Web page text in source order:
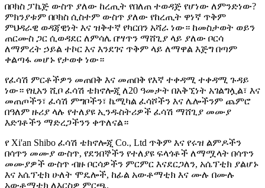
በቦክስ ፓኬጅ ውስጥ ያለው ከረጢት የበለጠ ተወዳጅ የሆነው ለምንድነው?
ምክንያቱም በቦክስ ሲስተም ውስጥ ያለው የከረጢት ዋነኛ ጥቅም
ምህዳራዊ ወዳጃዊነት እና ዝቅተኛ የካርበን አሻራ ነው። ከመስታወት ወይን
ጠርሙስ ጋር ሲወዳደር ለምሳሌ በሣጥን ማሸጊያ ላይ ያለው ቦርሳ
ለማምረት ኃይል ተኮር እና እንደገና ጥቅም ላይ ለማዋል እጅግ በጣም
ቀልጣፋ መሆኑ የታወቀ ነው።
የፈሳሽ ምርቶችዎን መጠበቅ እና መጠበቅ የእኛ ተቀዳሚ ተቀዳሚ ጉዳይ
ነው። የዚአን ሺቦ ፈሳሽ ቴክኖሎጂ ለ20 ዓመታት በአቅኚነት አገልግሏል፣ እና
መጠጦችን፣ ፈሳሽ ምግቦችን፣ ኬሚካል ፈሳሾችን እና ሌሎችንም ጨምሮ
በዓለም ዙሪያ ላሉ የተለያዩ ኢንዱስትሪዎች ፈሳሽ ማሸጊያ መሙያ
እድገቶችን ማድረጋችንን ቀጥለናል።
የ Xi'an Shibo ፈሳሽ ቴክኖሎጂ Co., Ltd ጥቅም እና የሩዝ ልምዶችን
በሳጥን መሙያ ውስጥ, የደንበኞችን የተለያዩ ፍላጎቶች ለማሟላት በሳጥን
መሙያዎች ውስጥ ብዙ ቦርሳዎችን ምርምር እናደርጋለን, አሴፕቲክ ያልሆኑ
እና አሴፕቲክ ሁለት ሞዴሎች, ከፊል አውቶማቲክ እና ሙሉ በሙሉ
አውቶማቲክ ለእርስዎ ምርጫ.